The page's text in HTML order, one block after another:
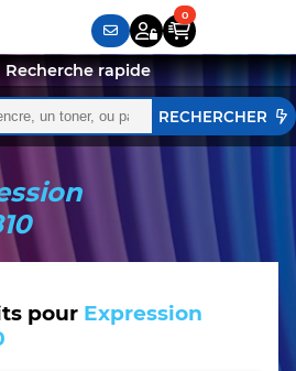
complétion sont
Recherche rapide
pour Expression